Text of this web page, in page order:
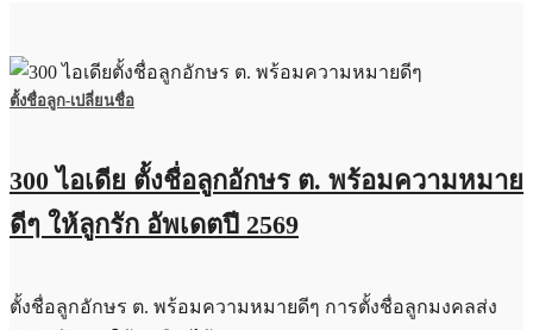
ตั้งชื่อลูก-เปลี่ยนชื่อ
300 ไอเดีย ตั้งชื่อลูกอักษร ต. พร้อมความหมาย
ดีๆ ให้ลูกรัก อัพเดตปี 2569
ตั้งชื่อลูกอักษร ต. พร้อมความหมายดีๆ การตั้งชื่อลูกมงคลส่ง